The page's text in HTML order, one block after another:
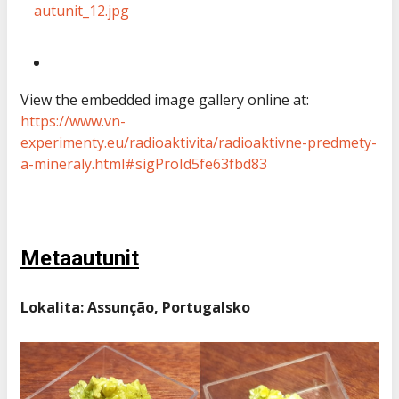
View the embedded image gallery online at:
https://www.vn-
experimenty.eu/radioaktivita/radioaktivne-predmety-
a-mineraly.html#sigProId5fe63fbd83
Metaautunit
Lokalita: Assunção, Portugalsko